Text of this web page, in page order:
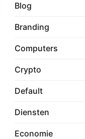
Blog
Branding
Computers
Crypto
Default
Diensten
Economie